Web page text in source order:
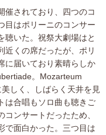
催されており、四つのコ
目はポリーニのコンサー
聴いた。祝祭大劇場はと
近くの席だったが、ポリ
に届いており素晴らしか
。Mozarteum
しく、しばらく天井を見
は合唱もソロ曲も聴きご
ンサートだったため、
で面白かった。三つ目は